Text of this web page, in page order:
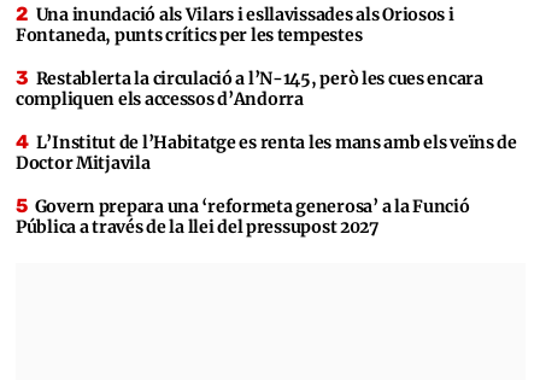
Una inundació als Vilars i esllavissades als Oriosos i
Fontaneda, punts crítics per les tempestes
Restablerta la circulació a l’N-145, però les cues encara
compliquen els accessos d’Andorra
L’Institut de l’Habitatge es renta les mans amb els veïns de
Doctor Mitjavila
Govern prepara una ‘reformeta generosa’ a la Funció
Pública a través de la llei del pressupost 2027